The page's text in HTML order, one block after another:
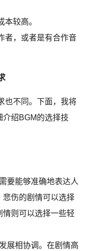
较高。
者，或者是有合作音
也不同。下面，我将
绍BGM的选择技
要能够准确地表达人
伤的剧情可以选择
则可以选择一些轻
展相协调。在剧情高